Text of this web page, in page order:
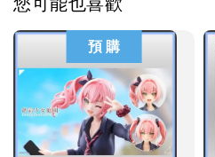
預 購